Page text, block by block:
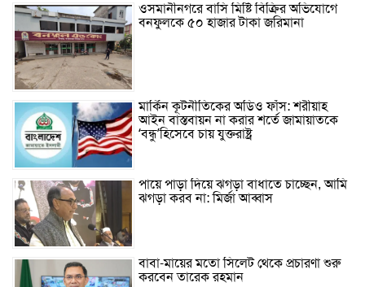
ওসমানীনগরে বাসি মিষ্টি বিক্রির অভিযোগে
বনফুলকে ৫০ হাজার টাকা জরিমানা
মার্কিন কূটনীতিকের অডিও ফাঁস: শরীয়াহ
আইন বাস্তবায়ন না করার শর্তে জামায়াতকে
‘বন্ধু’হিসেবে চায় যুক্তরাষ্ট্র
পায়ে পাড়া দিয়ে ঝগড়া বাধাতে চাচ্ছেন, আমি
ঝগড়া করব না: মির্জা আব্বাস
বাবা-মায়ের মতো সিলেট থেকে প্রচারণা শুরু
করবেন তারেক রহমান